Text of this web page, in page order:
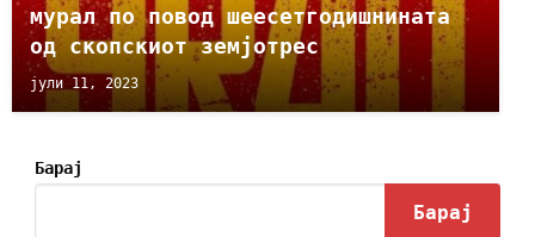
мурал по повод шеесетгодишнината
од скопскиот земјотрес
јули 11, 2023
Барај
Барај